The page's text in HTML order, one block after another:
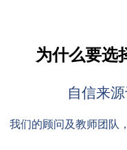
为什么要选
自信来
我们的顾问及教师团队